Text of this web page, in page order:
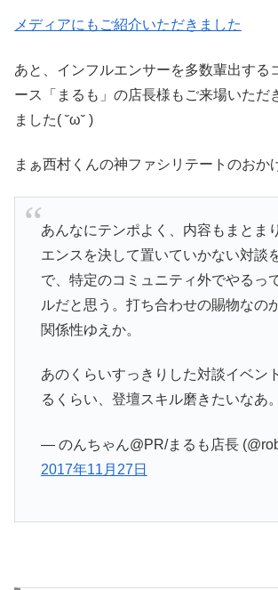
メディアにもご紹介いただきました
あと、インフルエンサーを多数輩出する
ース「まるも」の店長様もご来場いただ
ました( ˘ω˘ )
まぁ西村くんの神ファシリテートのおか
あんなにテンポよく、内容もまとま
エンスを決して置いていかない対談
で、特定のコミュニティ外でやるっ
ルだと思う。打ち合わせの賜物なの
関係性ゆえか。
あのくらいすっきりした対談イベン
るくらい、登壇スキル磨きたいなあ。
— のんちゃん@PR/まるも店長
2017年11月27日